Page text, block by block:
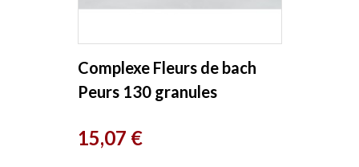
Complexe Fleurs de bach
Peurs 130 granules
Prix
15,07 €